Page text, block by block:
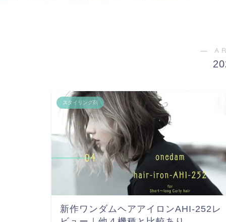
―
スタイリング剤
新作ワンダムヘアアイロンAHI-252レ